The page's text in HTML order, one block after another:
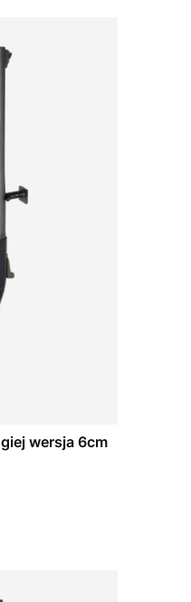
wersja 6cm